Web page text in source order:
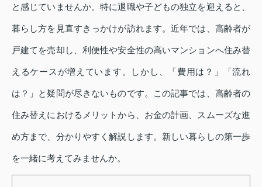
と感じていませんか。特に退職や子どもの独立を迎えると、
暮らし方を見直すきっかけが訪れます。近年では、高齢者が
戸建てを売却し、利便性や安全性の高いマンションへ住み替
えるケースが増えています。しかし、「費用は？」「流れ
は？」と疑問が尽きないものです。この記事では、高齢者の
住み替えにおけるメリットから、お金の計画、スムーズな進
め方まで、分かりやすく解説します。新しい暮らしの第一歩
を一緒に考えてみませんか。